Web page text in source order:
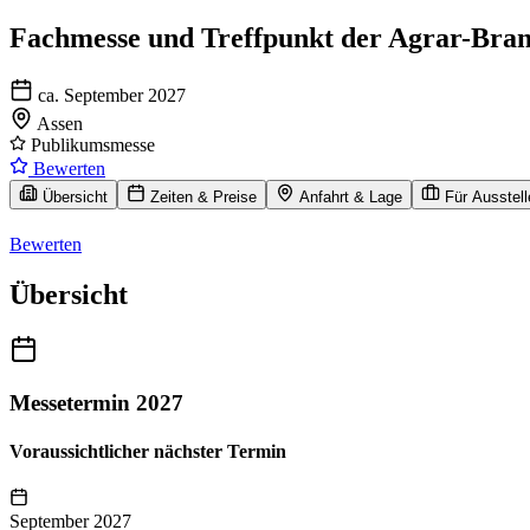
Fachmesse und Treffpunkt der Agrar-
ca. September 2027
Assen
Publikumsmesse
Bewerten
Übersicht Zeiten & Preise Anfahrt & Lage Für
Bewerten
Übersicht
Messetermin 2027
Voraussichtlicher nächster Termin
September 2027